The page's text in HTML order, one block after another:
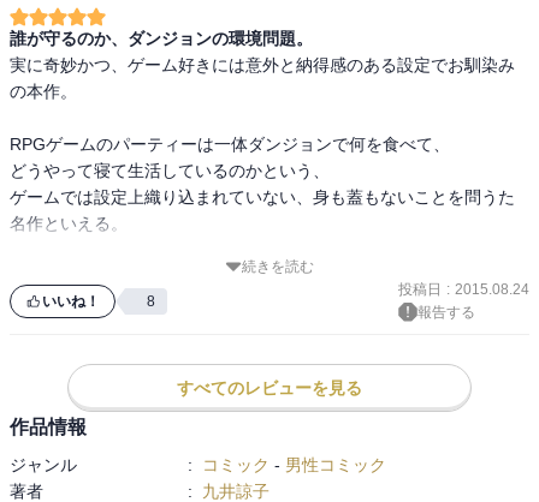
誰が守るのか、ダンジョンの環境問題。
実に奇妙かつ、ゲーム好きには意外と納得感のある設定でお馴染み
の本作。
RPGゲームのパーティーは一体ダンジョンで何を食べて、
どうやって寝て生活しているのかという、
ゲームでは設定上織り込まれていない、身も蓋もないことを問うた
名作といえる。
二巻では、土から作られるゴーレムの活用法などを含め、
まったく想像していなかったダンジョンという生態系という問題が
人間界でも弱肉強食の社会と自然の循環的な環境づくりで地球は成
り立っていた。
科学の進歩や人間の利便性追求によって環境は変化し、バランスは
崩れてきている。
続きを読む
いいね！ 8
投稿日 : 2015.08.24
報告する
すべてのレビューを見る
作品情報
ジャンル : コミック - 男性コミック
著者
:
九井諒子